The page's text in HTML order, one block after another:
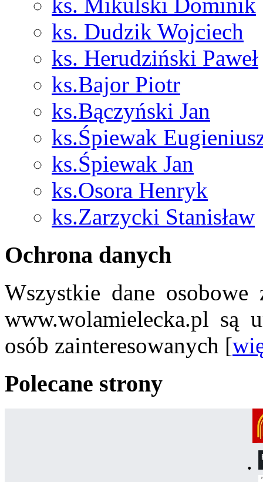
ks. Dudzik Wojciech
ks. Herudziński Paweł
ks.Bajor Piotr
ks.Bączyński Jan
ks.Śpiewak
ks.Śpiewak Jan
ks.Osora Henryk
ks.Zarzycki Stanisław
Ochrona danych
Wszystkie dane osobowe
www.wolamielecka.pl są
osób zainteresowanych [
Polecane strony
.